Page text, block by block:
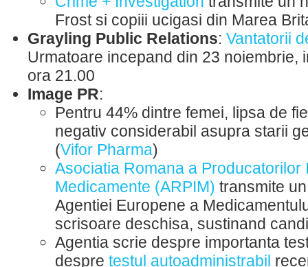
Frost si copiii ucigasi din Marea
Grayling Public Relations: Vantatorii
Urmatoare incepand din 23 noiembrie,
ora 21.00
Image PR:
Pentru 44% dintre femei, lipsa de
negativ considerabil asupra starii
(Vifor Pharma)
Asociatia Romana a Producatorilor
Medicamente (ARPIM) transmite
Agentiei Europene a
scrisoare deschisa, sustinand
Agentia scrie despre importanta
despre testul autoadministrabil